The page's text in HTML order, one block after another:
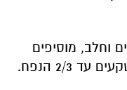
וחלב, מוסיפים
2/3 הנפח.